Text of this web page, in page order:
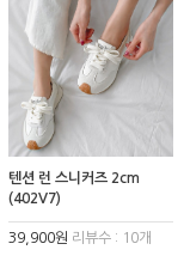
텐션 런 스니커즈 2cm
(402V7)
39,900원 리뷰수 : 10개